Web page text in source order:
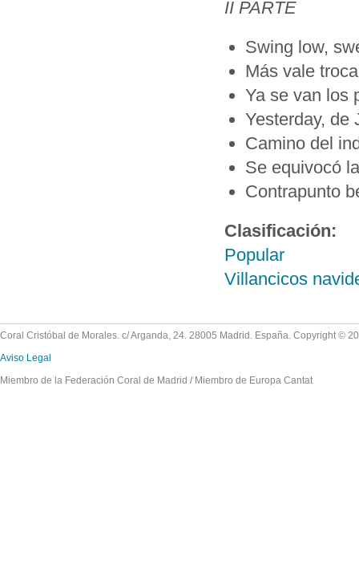
II PARTE
Swing low,
Más vale
Ya se van los
Yesterday, de
Camino del
Se equivocó
Contrapunto
Clasificación:
Popular
Villancicos
Coral Cristóbal de Morales. c/ Arganda, 24. 28005 Madrid. España. Copyright ©
Aviso Legal
Miembro de la Federación Coral de Madrid / Miembro de Europa Cantat